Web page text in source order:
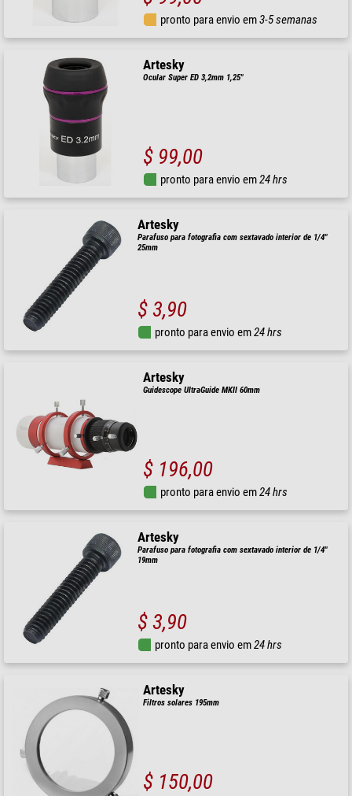
pronto para envio em3-5 semanas
Artesky
Ocular Super ED 3,2mm 1,25"
$ 99,00
pronto para envio em24 hrs
Artesky
Parafuso para fotografia com sextavado interior de 1/4"
25mm
$ 3,90
pronto para envio em24 hrs
Artesky
Guidescope UltraGuide MKII 60mm
$ 196,00
pronto para envio em24 hrs
Artesky
Parafuso para fotografia com sextavado interior de 1/4"
19mm
$ 3,90
pronto para envio em24 hrs
Artesky
Filtros solares 195mm
$ 150,00